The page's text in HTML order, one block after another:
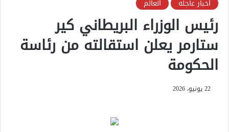
اخبار عاجله العالم
رئيس ‌الوزراء البريطاني كير
ستارمر يعلن استقالته من رئاسة
الحكومة
22 يونيو، 2026